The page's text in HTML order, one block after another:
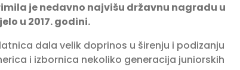
je nedavno najvišu državnu nagradu u
u 2017. godini.
dala velik doprinos u širenju i podizanju
i izbornica nekoliko generacija juniorskih